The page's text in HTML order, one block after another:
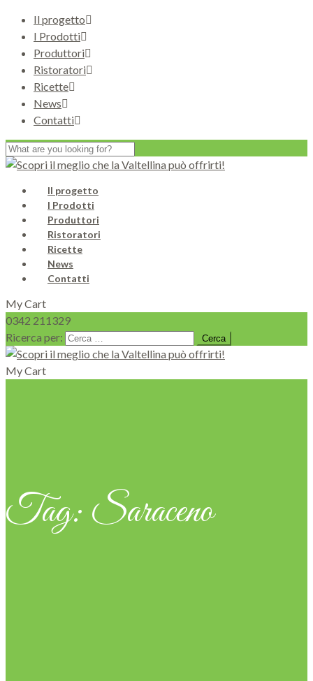
Il progetto
I Prodotti
Produttori
Ristoratori
Ricette
News
Contatti
Il progetto
I Prodotti
Produttori
Ristoratori
Ricette
News
Contatti
My Cart
0342 211329
Ricerca per:
My Cart
Tag: Saraceno